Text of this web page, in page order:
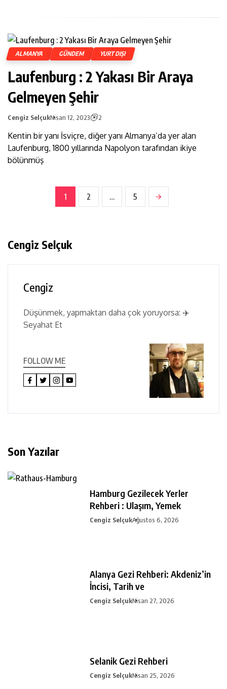
ALMANYA GÜNDEM YURTDIŞI
Laufenburg : 2 Yakası Bir Araya
Gelmeyen Şehir
Cengiz SelçukNisan 12, 2023 2
Kentin bir yanı İsviçre, diğer yanı Almanya’da yer alan
Laufenburg, 1800 yıllarında Napolyon tarafından ikiye
bölünmüş
1 2 … 5
Cengiz Selçuk
Cengiz
Düşünmek, yapmaktan daha çok yoruyorsa: ✈️
Seyahat Et
FOLLOW ME
Son Yazılar
Hamburg Gezilecek Yerler
Rehberi : Ulaşım, Yemek
Cengiz SelçukAğustos 6, 2026
Alanya Gezi Rehberi: Akdeniz’in
İncisi, Tarih ve
Cengiz SelçukNisan 27, 2026
Selanik Gezi Rehberi
Cengiz SelçukNisan 25, 2026